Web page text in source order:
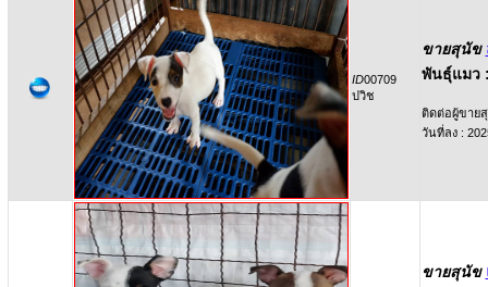
ID00709
ปวิช
ขายสุนัข
พันธุ์แมว
ติดต่อผู้ขาย
วันที่ลง :
ขายสุนัข